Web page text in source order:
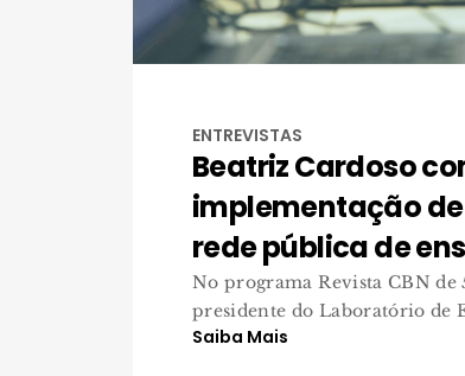
ENTREVISTAS
Beatriz Cardoso
implementação
rede pública de
No programa Revista CBN de
presidente do Laboratório de
Saiba Mais